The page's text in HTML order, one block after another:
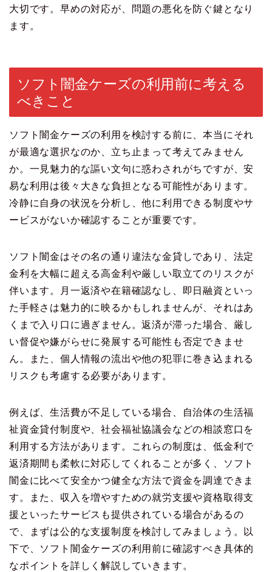
大切です。早めの対応が、問題の悪化を防ぐ鍵となり
ます。
ソフト闇金ケーズの利用前に考える
べきこと
ソフト闇金ケーズの利用を検討する前に、本当にそれ
が最適な選択なのか、立ち止まって考えてみません
か。一見魅力的な謳い文句に惑わされがちですが、安
易な利用は後々大きな負担となる可能性があります。
冷静に自身の状況を分析し、他に利用できる制度やサ
ービスがないか確認することが重要です。
ソフト闇金はその名の通り違法な金貸しであり、法定
金利を大幅に超える高金利や厳しい取立てのリスクが
伴います。月一返済や在籍確認なし、即日融資といっ
た手軽さは魅力的に映るかもしれませんが、それはあ
くまで入り口に過ぎません。返済が滞った場合、厳し
い督促や嫌がらせに発展する可能性も否定できませ
ん。また、個人情報の流出や他の犯罪に巻き込まれる
リスクも考慮する必要があります。
例えば、生活費が不足している場合、自治体の生活福
祉資金貸付制度や、社会福祉協議会などの相談窓口を
利用する方法があります。これらの制度は、低金利で
返済期間も柔軟に対応してくれることが多く、ソフト
闇金に比べて安全かつ健全な方法で資金を調達できま
す。また、収入を増やすための就労支援や資格取得支
援といったサービスも提供されている場合があるの
で、まずは公的な支援制度を検討してみましょう。以
下で、ソフト闇金ケーズの利用前に確認すべき具体的
なポイントを詳しく解説していきます。